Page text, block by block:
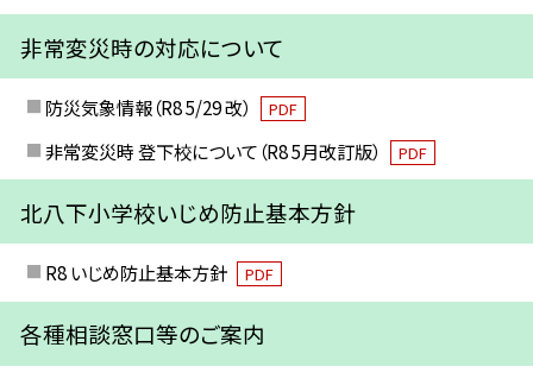
非常変災時の対応について
防災気象情報（R8 5/29 改） PDF
非常変災時 登下校について（R8 5月改訂版） PDF
北八下小学校いじめ防止基本方針
R8 いじめ防止基本方針 PDF
各種相談窓口等のご案内